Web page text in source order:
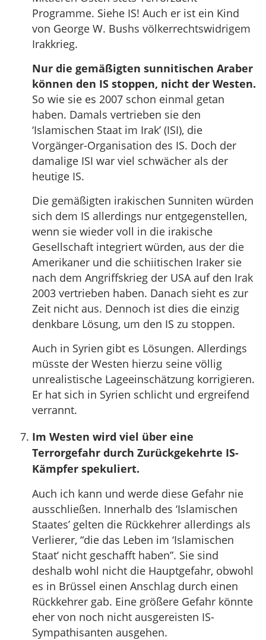
Programme. Siehe IS! Auch er ist ein Kind
von George W. Bushs völkerrechtswidrigem
Irakkrieg.
Nur die gemäßigten sunnitischen Araber
können den IS stoppen, nicht der Westen.
So wie sie es 2007 schon einmal getan
haben. Damals vertrieben sie den
‘Islamischen Staat im Irak’ (ISI), die
Vorgänger-Organisation des IS. Doch der
damalige ISI war viel schwächer als der
heutige IS.
Die gemäßigten irakischen Sunniten würden
sich dem IS allerdings nur entgegenstellen,
wenn sie wieder voll in die irakische
Gesellschaft integriert würden, aus der die
Amerikaner und die schiitischen Iraker sie
nach dem Angriffskrieg der USA auf den Irak
2003 vertrieben haben. Danach sieht es zur
Zeit nicht aus. Dennoch ist dies die einzig
denkbare Lösung, um den IS zu stoppen.
Auch in Syrien gibt es Lösungen. Allerdings
müsste der Westen hierzu seine völlig
unrealistische Lageeinschätzung korrigieren.
Er hat sich in Syrien schlicht und ergreifend
verrannt.
Im Westen wird viel über eine
Terrorgefahr durch Zurückgekehrte IS-
Kämpfer spekuliert.
Auch ich kann und werde diese Gefahr nie
ausschließen. Innerhalb des ‘Islamischen
Staates’ gelten die Rückkehrer allerdings als
Verlierer, “die das Leben im ‘Islamischen
Staat’ nicht geschafft haben”. Sie sind
deshalb wohl nicht die Hauptgefahr, obwohl
es in Brüssel einen Anschlag durch einen
Rückkehrer gab. Eine größere Gefahr könnte
eher von noch nicht ausgereisten IS-
Sympathisanten ausgehen.